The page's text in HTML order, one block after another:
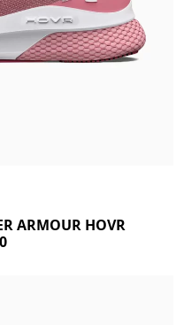
ARMOUR HOVR